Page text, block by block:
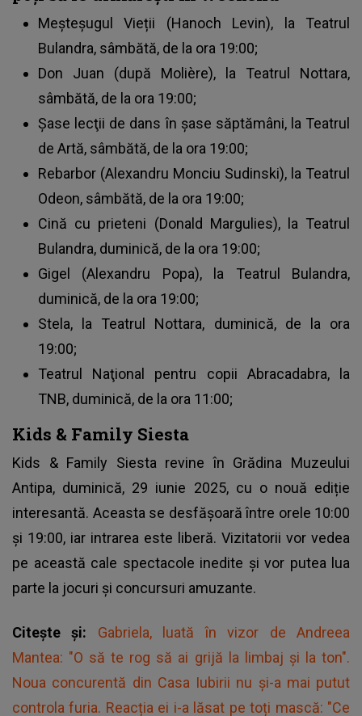
Meșteșugul Vieții (Hanoch Levin), la Teatrul
Bulandra, sâmbătă, de la ora 19:00;
Don Juan (după Molière), la Teatrul Nottara,
sâmbătă, de la ora 19:00;
Şase lecţii de dans în şase săptămâni, la Teatrul
de Artă, sâmbătă, de la ora 19:00;
Rebarbor (Alexandru Monciu Sudinski), la Teatrul
Odeon, sâmbătă, de la ora 19:00;
Cină cu prieteni (Donald Margulies), la Teatrul
Bulandra, duminică, de la ora 19:00;
Gigel (Alexandru Popa), la Teatrul Bulandra,
duminică, de la ora 19:00;
Stela, la Teatrul Nottara, duminică, de la ora
19:00;
Teatrul Naţional pentru copii Abracadabra, la
TNB, duminică, de la ora 11:00;
Kids & Family Siesta
Kids & Family Siesta revine în Grădina Muzeului
Antipa, duminică, 29 iunie 2025, cu o nouă ediție
interesantă. Aceasta se desfășoară între orele 10:00
și 19:00, iar intrarea este liberă. Vizitatorii vor vedea
pe această cale spectacole inedite și vor putea lua
parte la jocuri și concursuri amuzante.
Citește și: Gabriela, luată în vizor de Andreea
Mantea: "O să te rog să ai grijă la limbaj și la ton".
Noua concurentă din Casa Iubirii nu și-a mai putut
controla furia. Reacția ei i-a lăsat pe toți mască: "Ce